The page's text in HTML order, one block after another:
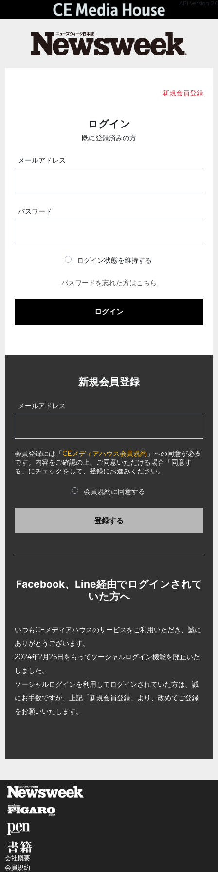
API Version 2.0
新規会員登録
ログイン
既に登録済みの方
メールアドレス
パスワード
ログイン状態を維持する
パスワードを忘れた方はこちら
ログイン
新規会員登録
メールアドレス
会員登録には「CEメディアハウス会員規約 」への同意が必要
です。内容をご確認の上、ご同意いただける場合「同意す
る」にチェックをして、登録にお進みください。
会員規約に同意する
登録する
Facebook、Line経由でログインされて
いた方へ
いつもCEメディアハウスのサービスをご利用いただき、誠に
ありがとうございます。
2024年2月26日をもってソーシャルログイン機能を廃止いた
しました。
ソーシャルログインを利用してログインされていた方は、誠
にお手数ですが、上記「新規会員登録」より、改めてご登録
をお願いいたします。
会社概要
会員規約